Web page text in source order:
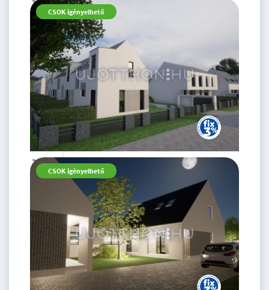
75.19 M
Ft
78 m
4 szoba
földszint
CSOK igényelhető
77.74 M
Ft
4 szoba
földszint
CSOK igényelhető